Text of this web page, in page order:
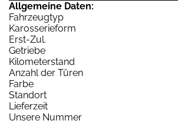
Allgemeine Daten:
Fahrzeugtyp
Karosserieform
Erst-Zul.
Getriebe
Kilometerstand
Anzahl der Türen
Farbe
Standort
Lieferzeit
Unsere Nummer